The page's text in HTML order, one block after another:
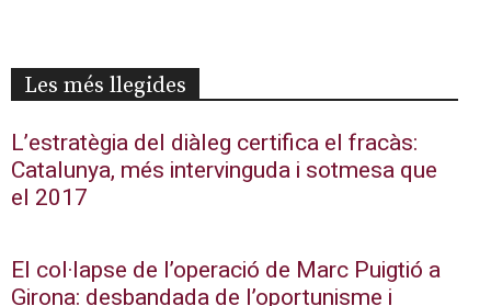
Les més llegides
L’estratègia del diàleg certifica el fracàs:
Catalunya, més intervinguda i sotmesa que
el 2017
El col·lapse de l’operació de Marc Puigtió a
Girona: desbandada de l’oportunisme i